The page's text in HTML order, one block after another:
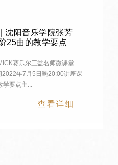
沈阳音乐学院张芳
25曲的教学要点
赛乐尔三益名师微课堂
2022年7月5日晚20:00讲座课
要点主...
查看详细